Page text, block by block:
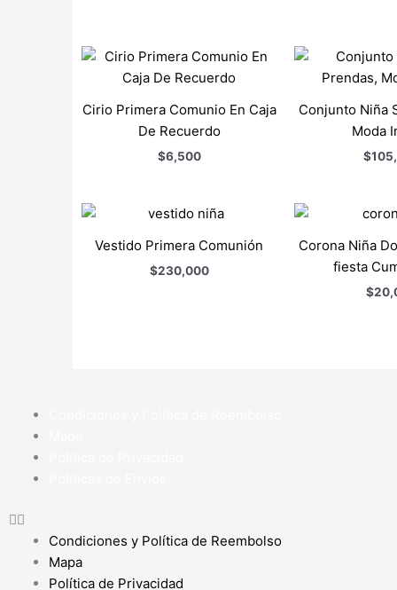
Cirio Primera Comunio En Caja
De Recuerdo
$6,500
Conjunto Niña
Moda
$
Vestido Primera Comunión
$230,000
Corona Niña
fiesta
$
Condiciones y Política de Reembolso
Mapa
Política de Privacidad